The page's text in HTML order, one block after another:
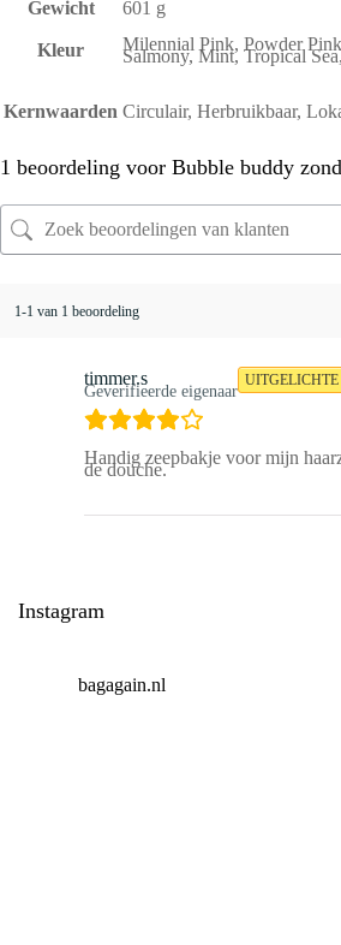
Gewicht 601 g
Kleur Milennial Pink, Powder
Salmony, Mint, Tropical
Kernwaarden Circulair, Herbruikbaar,
1 beoordeling voor Bubble buddy
1-1 van 1 beoordeling
timmer.s
Geverifieerde eigenaar
Handig zeepbakje voor mijn
de douche.
Instagram
bagagain.nl